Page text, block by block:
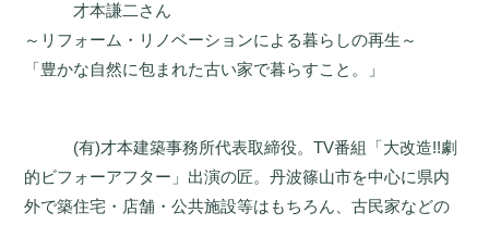
才本謙二さん
～リフォーム・リノベーションによる暮らしの再生～
「豊かな自然に包まれた古い家で暮らすこと。」
(有)才本建築事務所代表取締役。TV番組「大改造!!劇
的ビフォーアフター」出演の匠。丹波篠山市を中心に県内
外で築住宅・店舗・公共施設等はもちろん、古民家などの